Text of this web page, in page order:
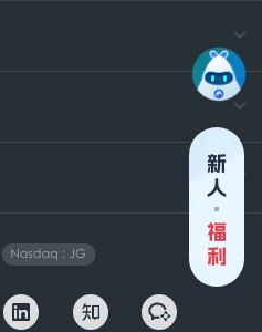
技
安
企